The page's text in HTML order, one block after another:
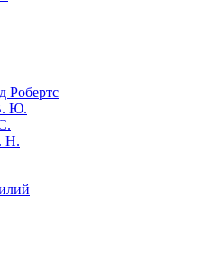
Робертс
Ю.
Н.